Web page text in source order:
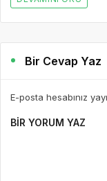
Bir Cevap Yaz
E-posta hesabınız
BIR YORUM YAZ